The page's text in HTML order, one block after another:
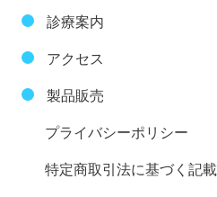
診療案内
アクセス
製品販売
プライバシーポリシー
特定商取引法に基づく記載